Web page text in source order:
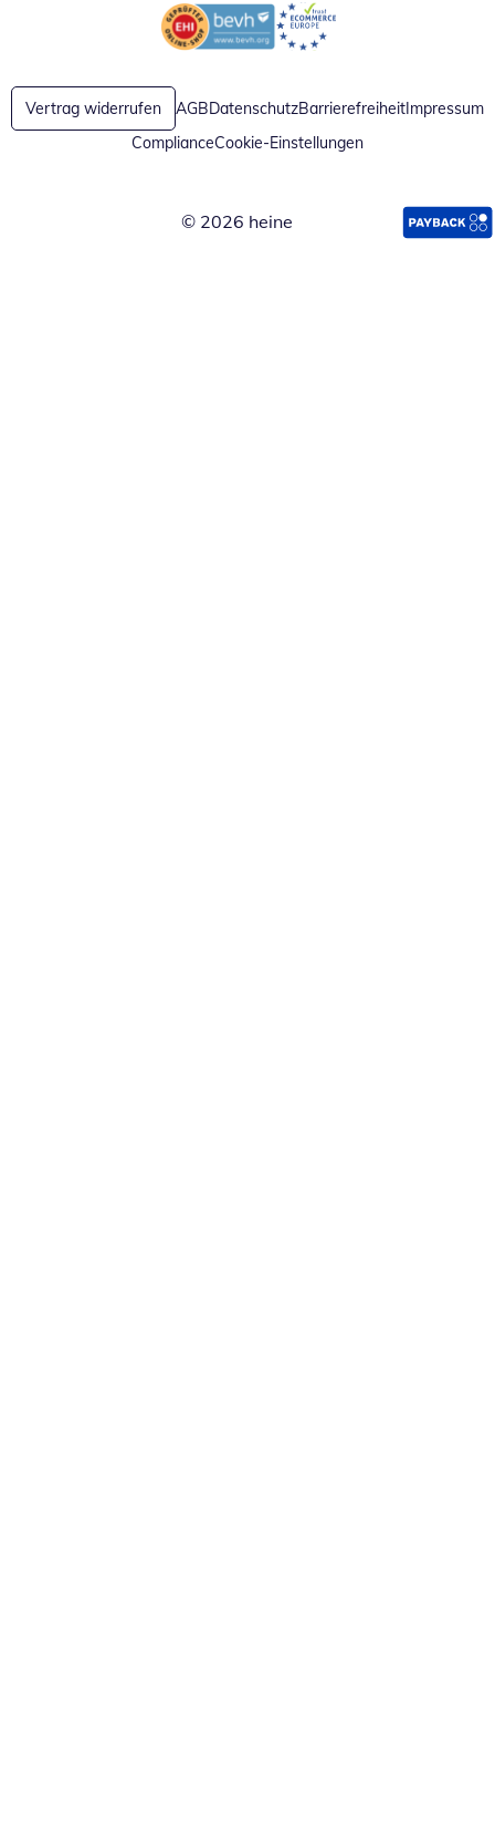
Öffnet in neuem FensterÖffnet in neuem Fenster
Vertrag widerrufen AGBDatenschutzBarrierefreiheitImpressum
ComplianceCookie-Einstellungen
© 2026 heine